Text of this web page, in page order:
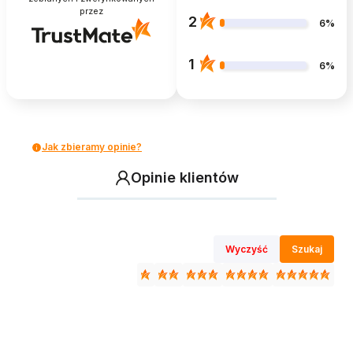
przez
2 6%
1 6%
Jak zbieramy opinie?
Opinie klientów
Wyczyść Szukaj